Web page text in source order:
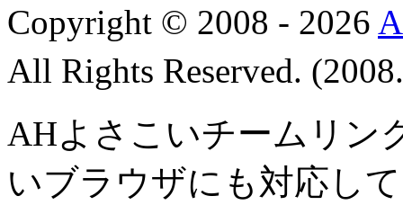
Copyright © 2008 - 2026
All Rights Reserved.
AHよさこいチームリン
いブラウザにも対応し